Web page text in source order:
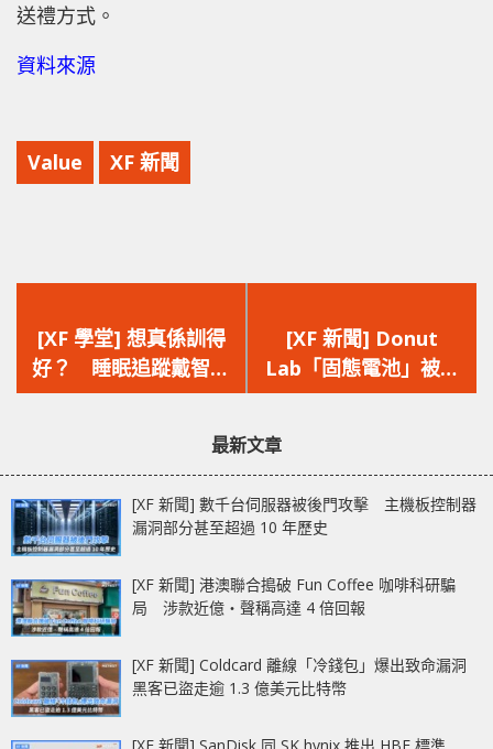
送禮方式。
資料來源
Value XF 新聞
一
篇
文
[XF 學堂] 想真係訓得
好？ 睡眠追蹤戴智能
戒指比戴手錶更啱身
一
篇
文
[XF 新聞] Donut
Lab「固態電池」被揭
假造 實際是普通鋰離
最新文章
[XF 新聞] 數千台伺服器被後門攻擊 主機板控制器
漏洞部分甚至超過 10 年歷史
[XF 新聞] 港澳聯合搗破 Fun Coffee 咖啡科研騙
局 涉款近億‧聲稱高達 4 倍回報
[XF 新聞] Coldcard 離線「冷錢包」爆出致命漏洞
黑客已盜走逾 1.3 億美元比特幣
[XF 新聞] SanDisk 同 SK hynix 推出 HBF 標準